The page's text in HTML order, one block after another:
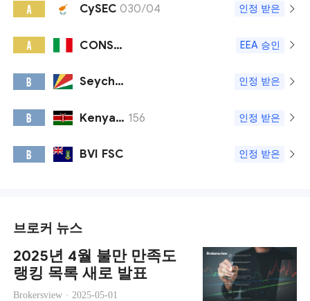
A CySEC 030/04 인정 받은
A CONSOB EEA 승인
B Seychelles FSA 인정 받은
B Kenya CMA 156 인정 받은
B BVI FSC 인정 받은
브로커 뉴스
2025년 4월 불만 만족도
랭킹 목록 새로 발표
Brokersview · 2025-05-01